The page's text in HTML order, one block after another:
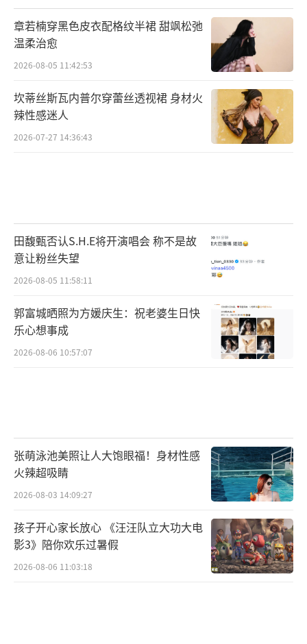
章若楠穿黑色皮衣配格纹半裙 甜飒松弛
温柔治愈
2026-08-05 11:42:53
坎蒂丝斯瓦内普尔穿蕾丝透视裙 身材火
辣性感迷人
2026-07-27 14:36:43
田馥甄否认S.H.E将开演唱会 称不是故
意让粉丝失望
2026-08-05 11:58:11
郭富城晒照为方媛庆生：祝老婆生日快
乐心想事成
2026-08-06 10:57:07
张萌泳池美照让人大饱眼福！身材性感
火辣超吸睛
2026-08-03 14:09:27
孩子开心家长放心 《汪汪队立大功大电
影3》陪你欢乐过暑假
2026-08-06 11:03:18